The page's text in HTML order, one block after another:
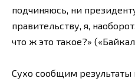
подчиняюсь, ни
правительству, я,
что ж это такое?»
Сухо сообщим